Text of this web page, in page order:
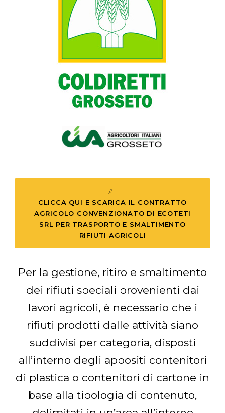
CLICCA QUI E SCARICA IL CONTRATTO
AGRICOLO CONVENZIONATO DI ECOTETI
SRL PER TRASPORTO E SMALTIMENTO
RIFIUTI AGRICOLI
Per la gestione, ritiro e smaltimento
dei rifiuti speciali provenienti dai
lavori agricoli, è necessario che i
rifiuti prodotti dalle attività siano
suddivisi per categoria, disposti
all’interno degli appositi contenitori
di plastica o contenitori di cartone in
base alla tipologia di contenuto,